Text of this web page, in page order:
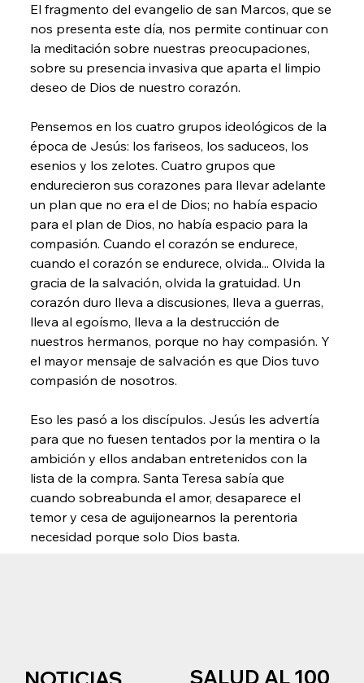
El fragmento del evangelio de san Marcos, que se
nos presenta este día, nos permite continuar con
la meditación sobre nuestras preocupaciones,
sobre su presencia invasiva que aparta el limpio
deseo de Dios de nuestro corazón.
Pensemos en los cuatro grupos ideológicos de la
época de Jesús: los fariseos, los saduceos, los
esenios y los zelotes. Cuatro grupos que
endurecieron sus corazones para llevar adelante
un plan que no era el de Dios; no había espacio
para el plan de Dios, no había espacio para la
compasión. Cuando el corazón se endurece,
cuando el corazón se endurece, olvida... Olvida la
gracia de la salvación, olvida la gratuidad. Un
corazón duro lleva a discusiones, lleva a guerras,
lleva al egoísmo, lleva a la destrucción de
nuestros hermanos, porque no hay compasión. Y
el mayor mensaje de salvación es que Dios tuvo
compasión de nosotros.
Eso les pasó a los discípulos. Jesús les advertía
para que no fuesen tentados por la mentira o la
ambición y ellos andaban entretenidos con la
lista de la compra. Santa Teresa sabía que
cuando sobreabunda el amor, desaparece el
temor y cesa de aguijonearnos la perentoria
necesidad porque solo Dios basta.
SALUD AL 100